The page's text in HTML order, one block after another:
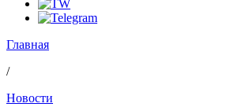
Главная
/
Новости